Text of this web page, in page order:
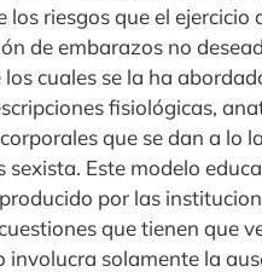
riesgos que el ejercicio
de embarazos no
cuales se la ha
fisiológicas,
que se dan a lo
Este modelo
por las
que tienen que
solamente la